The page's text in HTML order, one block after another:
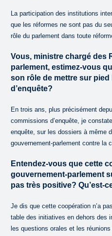
La participation des institutions
que les réformes ne sont pas du
rôle du parlement dans toute
Vous, ministre chargé des
parlement, estimez-vous
son rôle de mettre sur
d’enquête?
En trois ans, plus précisément
commissions d’enquête, je
enquête, sur les dossiers à même
gouvernement-parlement contre la
Entendez-vous que cette
gouvernement-parlement
pas très positive? Qu’est-
Je dis que cette coopération n’a
table des initiatives en dehors des
les questions orales et les